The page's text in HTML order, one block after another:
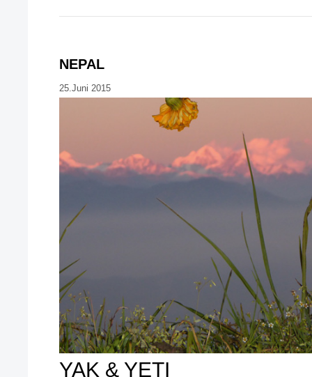
NEPAL
25.Juni 2015
YAK & YETI